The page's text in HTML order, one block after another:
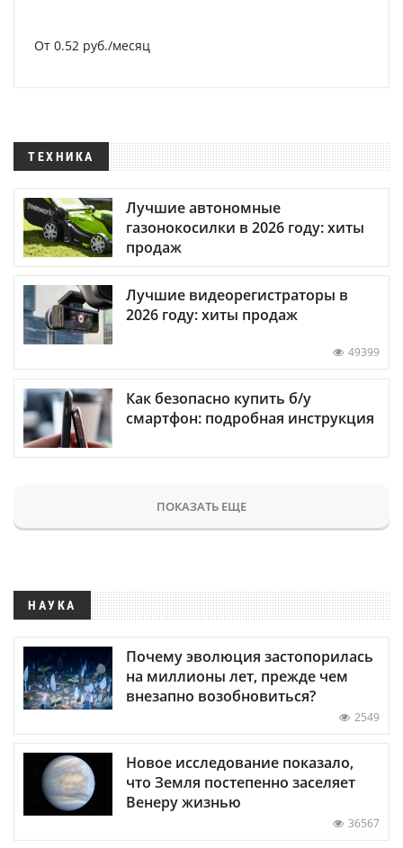
От 0.52 руб./месяц
ТЕХНИКА
Лучшие автономные
газонокосилки в 2026 году: хиты
продаж
Лучшие видеорегистраторы в
2026 году: хиты продаж
49399
Как безопасно купить б/у
смартфон: подробная инструкция
ПОКАЗАТЬ ЕЩЕ
НАУКА
Почему эволюция застопорилась
на миллионы лет, прежде чем
внезапно возобновиться?
2549
Новое исследование показало,
что Земля постепенно заселяет
Венеру жизнью
36567